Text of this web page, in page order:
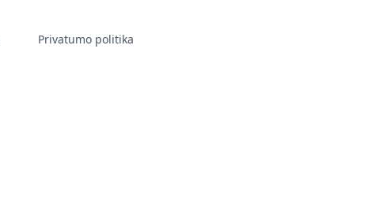
Privatumo politika